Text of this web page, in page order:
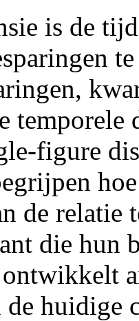
is de
figure
de relatie
die hun
de huidige